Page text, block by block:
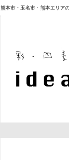
熊本市・玉名市・熊本エリア